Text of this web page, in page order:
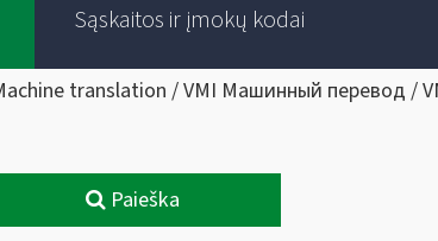
Sąskaitos ir įmokų kodai
translation / VMI Машинный перевод /
Paieška